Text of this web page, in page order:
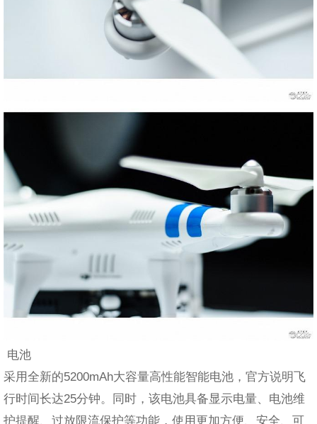
电池
采用全新的5200mAh大容量高性能智能电池，官方说明飞
行时间长达25分钟。同时，该电池具备显示电量、电池维
护提醒、过放限流保护等功能，使用更加方便、安全、可